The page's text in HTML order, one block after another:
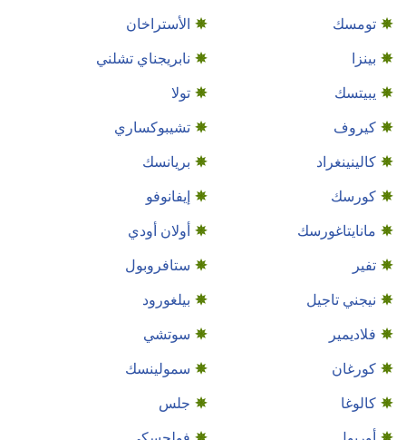
تومسك
الأستراخان
بينزا
نابريجناي تشلني
يبيتسك
تولا
كيروف
تشيبوكساري
كالينينغراد
بريانسك
كورسك
إيفانوفو
مانايتاغورسك
أولان أودي
تفير
ستافروبول
نيجني تاجيل
بيلغورود
فلاديمير
سوتشي
كورغان
سمولينسك
كالوغا
جلس